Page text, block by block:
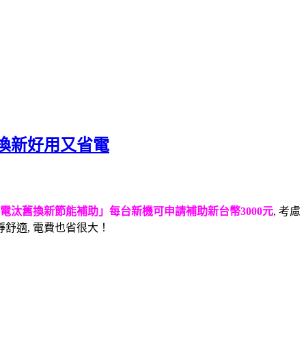
新好用又省電
汰舊換新節能補助」每台新機可申請補助新台幣3000元, 考慮
適, 電費也省很大！